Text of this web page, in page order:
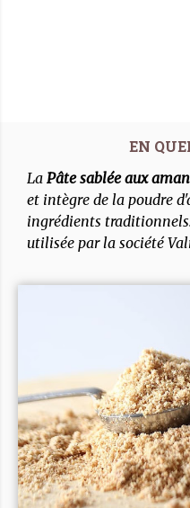
La Pâte sablée aux
et intègre de la poudre
ingrédients
utilisée par la société